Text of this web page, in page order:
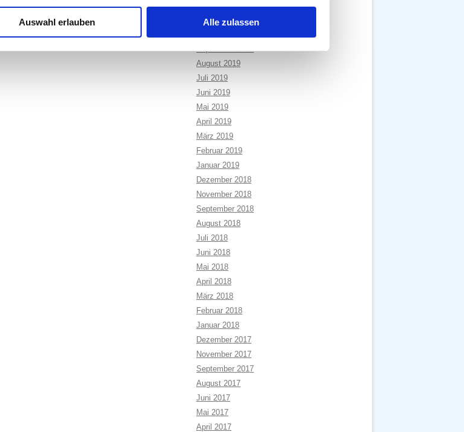
Auswahl erlauben Alle zulassen
Januar 2020
Dezember 2019
September 2019
August 2019
Juli 2019
Juni 2019
Mai 2019
April 2019
März 2019
Februar 2019
Januar 2019
Dezember 2018
November 2018
September 2018
August 2018
Juli 2018
Juni 2018
Mai 2018
April 2018
März 2018
Februar 2018
Januar 2018
Dezember 2017
November 2017
September 2017
August 2017
Juni 2017
Mai 2017
April 2017